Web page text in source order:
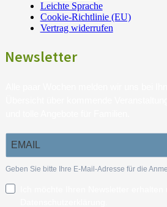
Leichte Sprache
Cookie-Richtlinie (EU)
Vertrag widerrufen
Newsletter
Geben Sie bitte Ihre E-Mail-Adresse für die